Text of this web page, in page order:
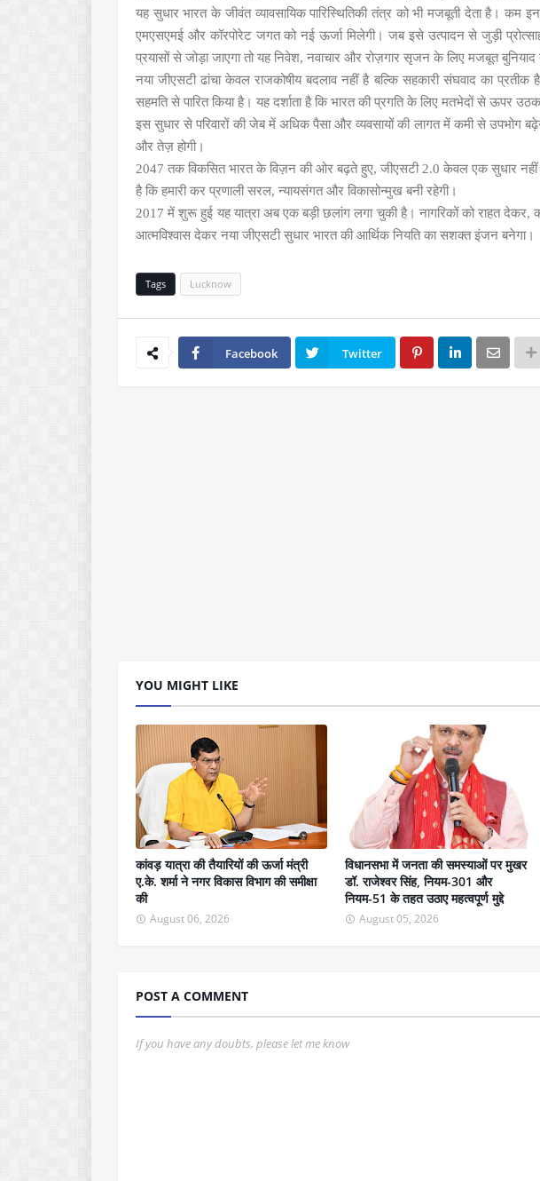
यह सुधार भारत के जीवंत व्यावसायिक पारिस्थितिकी तंत्र को भी मजबूती देता है। कम
एमएसएमई और कॉरपोरेट जगत को नई ऊर्जा मिलेगी। जब इसे उत्पादन से जुड़ी
प्रयासों से जोड़ा जाएगा तो यह निवेश, नवाचार और रोज़गार सृजन के लिए मजबूत बुनियाद
नया जीएसटी ढांचा केवल राजकोषीय बदलाव नहीं है बल्कि सहकारी संघवाद का प्रतीक
सहमति से पारित किया है। यह दर्शाता है कि भारत की प्रगति के लिए मतभेदों से ऊपर
इस सुधार से परिवारों की जेब में अधिक पैसा और व्यवसायों की लागत में कमी से उपभोग
और तेज़ होगी।
2047 तक विकसित भारत के विज़न की ओर बढ़ते हुए, जीएसटी2.0 केवल एक सुधार नहीं
है कि हमारी कर प्रणाली सरल, न्यायसंगत और विकासोन्मुख बनी रहेगी।
2017में शुरू हुई यह यात्रा अब एक बड़ी छलांग लगा चुकी है। नागरिकों को राहत देकर,
आत्मविश्वास देकर नया जीएसटी सुधार भारत की आर्थिक नियति का सशक्त इंजन बनेगा।
Tags Lucknow
Facebook Twitter
YOU MIGHT LIKE
कांवड़ यात्रा की तैयारियों की ऊर्जा मंत्री
ए.के. शर्मा ने नगर विकास विभाग की समीक्षा
की
August 06, 2026
विधानसभा में जनता की समस्याओं पर मुखर
डॉ. राजेश्वर सिंह, नियम-301 और
नियम-51 के तहत उठाए महत्वपूर्ण मुद्दे
August 05, 2026
POST A COMMENT
If you have any doubts, please let me know